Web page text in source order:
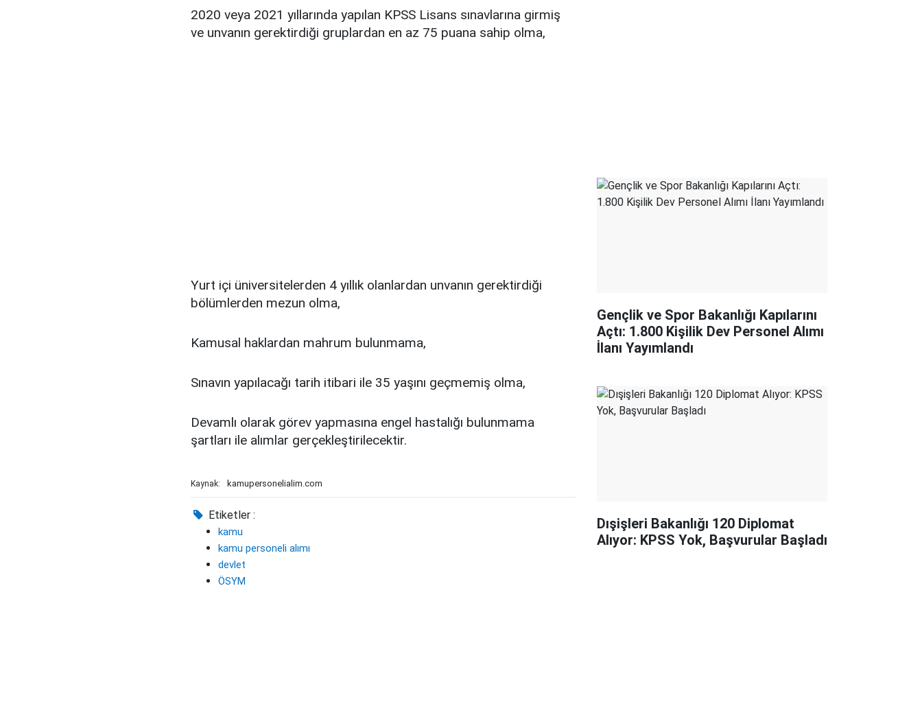
2020 veya 2021 yıllarında yapılan KPSS Lisans sınavlarına girmiş
ve unvanın gerektirdiği gruplardan en az 75 puana sahip olma,
Yurt içi üniversitelerden 4 yıllık olanlardan unvanın gerektirdiği
bölümlerden mezun olma,
Kamusal haklardan mahrum bulunmama,
Sınavın yapılacağı tarih itibari ile 35 yaşını geçmemiş olma,
Devamlı olarak görev yapmasına engel hastalığı bulunmama
şartları ile alımlar gerçekleştirilecektir.
Kaynak: kamupersonelialim.com
Etiketler :
kamu
kamu personeli alımı
devlet
ÖSYM
Gençlik ve Spor Bakanlığı Kapılarını
Açtı: 1.800 Kişilik Dev Personel Alımı
İlanı Yayımlandı
Dışişleri Bakanlığı 120 Diplomat
Alıyor: KPSS Yok, Başvurular Başladı